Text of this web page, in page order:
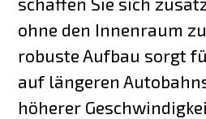
ohne den Innenraum
robuste Aufbau sorgt
auf längeren
höherer